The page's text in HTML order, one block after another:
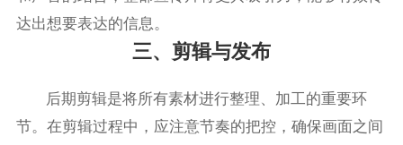
达出想要表达的信息。
三、剪辑与发布
后期剪辑是将所有素材进行整理、加工的重要环
节。在剪辑过程中，应注意节奏的把控，确保画面之间